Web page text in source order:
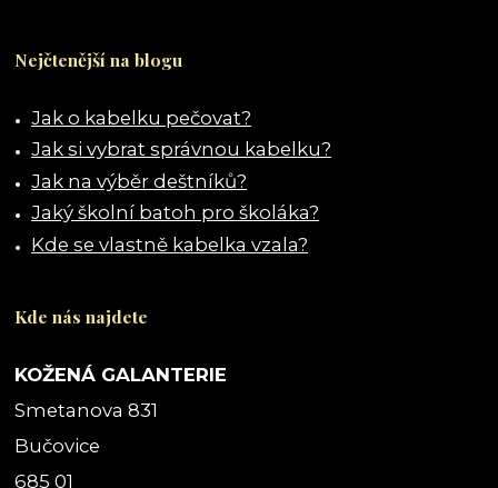
Nejčtenější na blogu
Jak o kabelku pečovat?
Jak si vybrat správnou kabelku?
Jak na výběr deštníků?
Jaký školní batoh pro školáka?
Kde se vlastně kabelka vzala?
Kde nás najdete
KOŽENÁ GALANTERIE
Smetanova 831
Bučovice
685 01